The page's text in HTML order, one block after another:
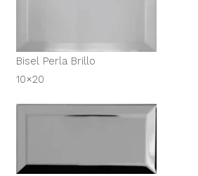
Bisel Perla Brillo
10×20